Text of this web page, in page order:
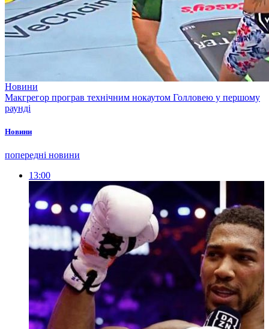
Новини
Макгрегор програв технічним нокаутом Голловею у першому
раунді
Новини
попередні новини
13:00